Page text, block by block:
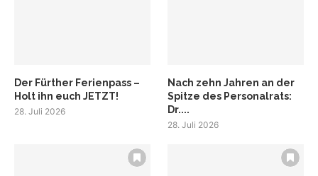
Der Fürther Ferienpass –
Holt ihn euch JETZT!
28. Juli 2026
Nach zehn Jahren an der
Spitze des Personalrats:
Dr....
28. Juli 2026